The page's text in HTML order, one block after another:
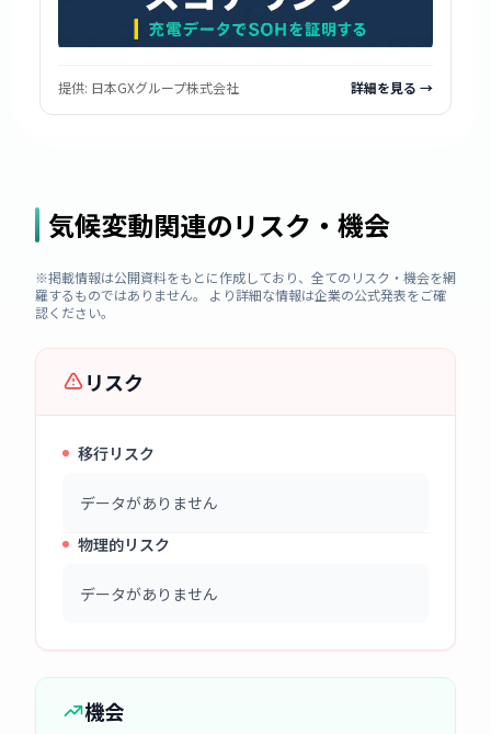
提供: 日本GXグループ株式会社 詳細を見る →
気候変動関連のリスク・機会
※掲載情報は公開資料をもとに作成しており、全てのリスク・機会を網
羅するものではありません。 より詳細な情報は企業の公式発表をご確
認ください。
リスク
移行リスク
データがありません
物理的リスク
データがありません
機会